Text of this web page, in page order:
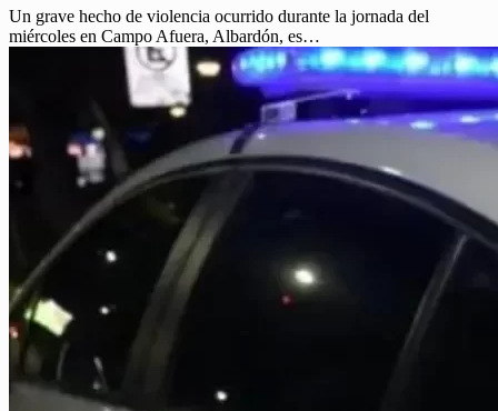
Un grave hecho de violencia ocurrido durante la jornada del
miércoles en Campo Afuera, Albardón, es…